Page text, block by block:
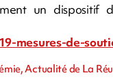
un dispositif
mesures-de-
Actualité de La